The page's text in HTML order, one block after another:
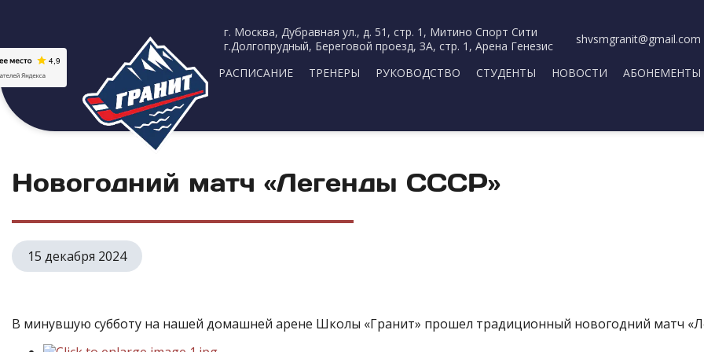
г. Москва, Дубравная ул., д. 51, стр. 1, Митино Спорт Сити
г.Долгопрудный, Береговой проезд, ЗА, стр. 1, Арена Генезис
shvsmgranit@gmail.com
РАСПИСАНИЕ ТРЕНЕРЫ РУКОВОДСТВО СТУДЕНТЫ НОВОСТИ АБОНЕМЕНТЫ
Новогодний матч «Легенды СССР»
15 декабря 2024
В минувшую субботу на нашей домашней арене Школы «Гранит» прошел традиционный новогодний матч